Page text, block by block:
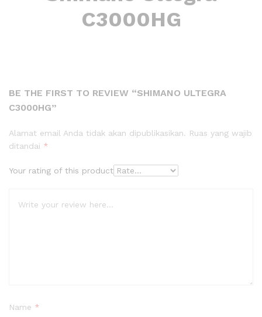
C3000HG
BE THE FIRST TO REVIEW “SHIMANO ULTEGRA
C3000HG”
Alamat email Anda tidak akan dipublikasikan. Ruas yang wajib
ditandai *
Your rating of this product
Name *